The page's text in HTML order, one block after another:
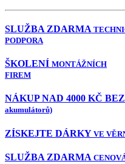
SLUŽBA ZDARMA
PODPORA
ŠKOLENÍ MONTÁŽNÍCH
FIREM
NÁKUP NAD 4000 KČ
akumulátorů)
ZÍSKEJTE DÁRKY VE
SLUŽBA ZDARMA